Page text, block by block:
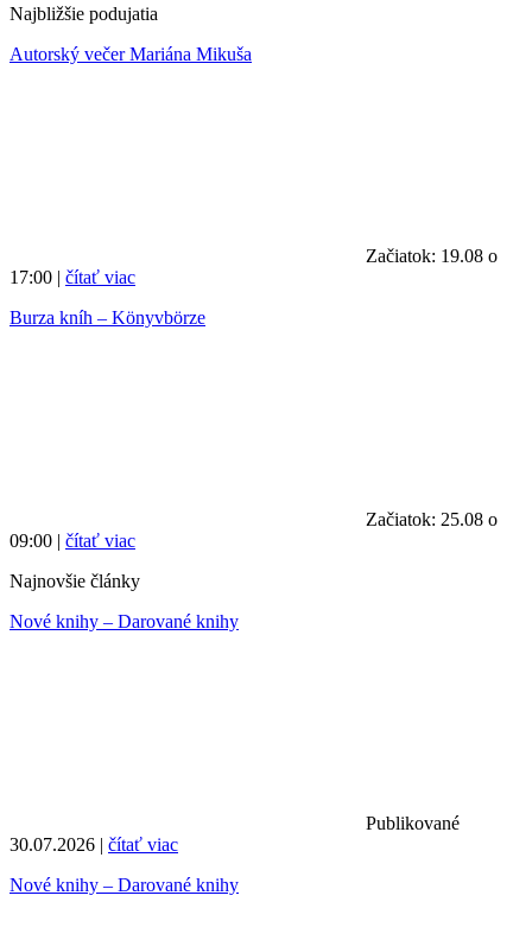
Najbližšie podujatia
Autorský večer Mariána Mikuša
Začiatok: 19.08 o
17:00 | čítať viac
Burza kníh – Könyvbörze
Začiatok: 25.08 o
09:00 | čítať viac
Najnovšie články
Nové knihy – Darované knihy
Publikované
30.07.2026 | čítať viac
Nové knihy – Darované knihy